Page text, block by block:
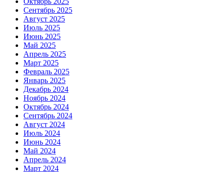
Сентябрь 2025
Август 2025
Июль 2025
Июнь 2025
Май 2025
Апрель 2025
Март 2025
Февраль 2025
Январь 2025
Декабрь 2024
Ноябрь 2024
Октябрь 2024
Сентябрь 2024
Август 2024
Июль 2024
Июнь 2024
Май 2024
Апрель 2024
Март 2024